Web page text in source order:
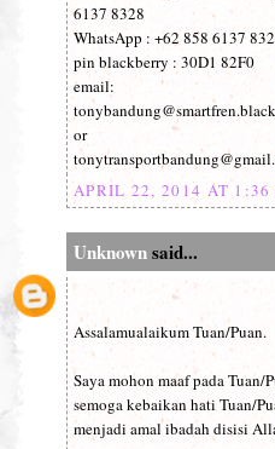
6137 8328
WhatsApp : +62 858 6137
pin blackberry : 30D1 82F0
email:
or
APRIL 22, 2014 AT 1:36
Unknownsaid...
Assalamualaikum Tuan/Puan.
Saya mohon maaf pada
semoga kebaikan hati Tuan/
menjadi amal ibadah disisi